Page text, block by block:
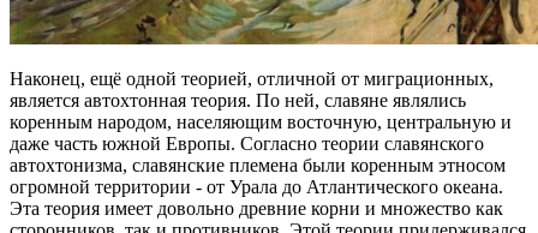
Наконец, ещё одной теорией, отличной от миграционных,
является автохтонная теория. По ней, славяне являлись
коренным народом, населяющим восточную, центральную и
даже часть южной Европы. Согласно теории славянского
автохтонизма, славянские племена были коренным этносом
огромной территории - от Урала до Атлантического океана.
Эта теория имеет довольно древние корни и множество как